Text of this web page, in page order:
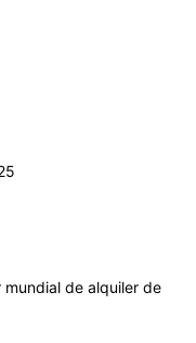
de alquiler de